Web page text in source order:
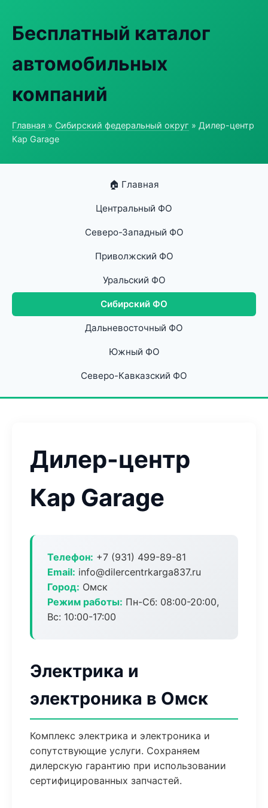
Бесплатный каталог
автомобильных
компаний
Главная » Сибирский федеральный округ » Дилер-центр
Кар Garage
🏠 Главная
Центральный ФО
Северо-Западный ФО
Приволжский ФО
Уральский ФО
Сибирский ФО
Дальневосточный ФО
Южный ФО
Северо-Кавказский ФО
Дилер-центр
Кар Garage
Телефон: +7 (931) 499-89-81
Email: info@dilercentrkarga837.ru
Город: Омск
Режим работы: Пн-Сб: 08:00-20:00,
Вс: 10:00-17:00
Электрика и
электроника в Омск
Комплекс электрика и электроника и
сопутствующие услуги. Сохраняем
дилерскую гарантию при использовании
сертифицированных запчастей.